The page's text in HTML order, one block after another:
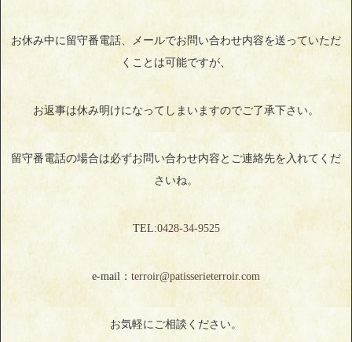
お休み中に留守番電話、メールでお問い合わせ内容を送っていただ
くことは可能ですが、
お返事は休み明けになってしまいますのでご了承下さい。
留守番電話の場合は必ずお問い合わせ内容とご連絡先を入れてくだ
さいね。
TEL:0428‐34‐9525
e-mail： terroir@patisserieterroir.com
お気軽にご相談ください。